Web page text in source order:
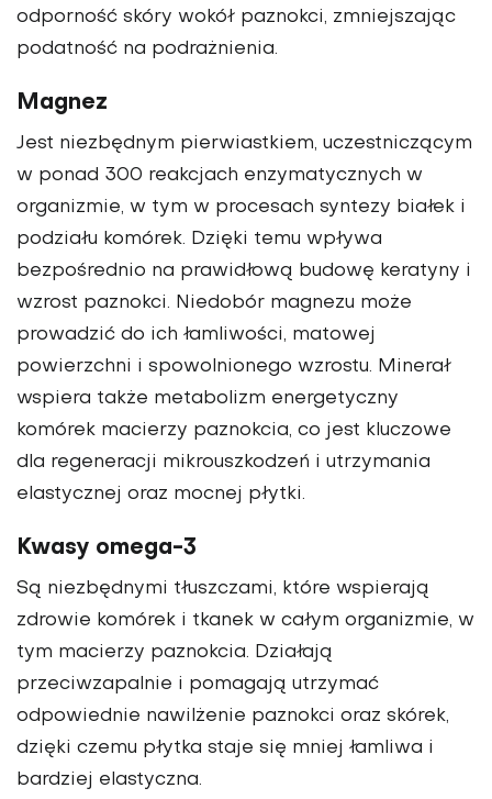
odporność skóry wokół paznokci, zmniejszając
podatność na podrażnienia.
Magnez
Jest niezbędnym pierwiastkiem, uczestniczącym
w ponad 300 reakcjach enzymatycznych w
organizmie, w tym w procesach syntezy białek i
podziału komórek. Dzięki temu wpływa
bezpośrednio na prawidłową budowę keratyny i
wzrost paznokci. Niedobór magnezu może
prowadzić do ich łamliwości, matowej
powierzchni i spowolnionego wzrostu. Minerał
wspiera także metabolizm energetyczny
komórek macierzy paznokcia, co jest kluczowe
dla regeneracji mikrouszkodzeń i utrzymania
elastycznej oraz mocnej płytki.
Kwasy omega-3
Są niezbędnymi tłuszczami, które wspierają
zdrowie komórek i tkanek w całym organizmie, w
tym macierzy paznokcia. Działają
przeciwzapalnie i pomagają utrzymać
odpowiednie nawilżenie paznokci oraz skórek,
dzięki czemu płytka staje się mniej łamliwa i
bardziej elastyczna.